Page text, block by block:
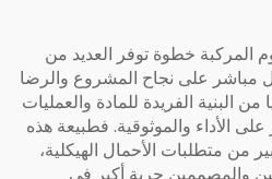
المركبة خطوة توفر العديد من
مباشر على نجاح المشروع والرضا
من البنية الفريدة للمادة والعمليات
الأداء والموثوقية. فطبيعة هذه
من متطلبات الأحمال الهيكلية،